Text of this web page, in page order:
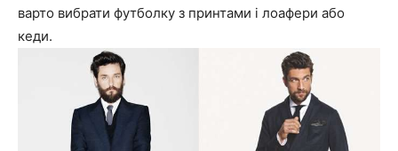
варто вибрати футболку з принтами і лоафери або
кеди.